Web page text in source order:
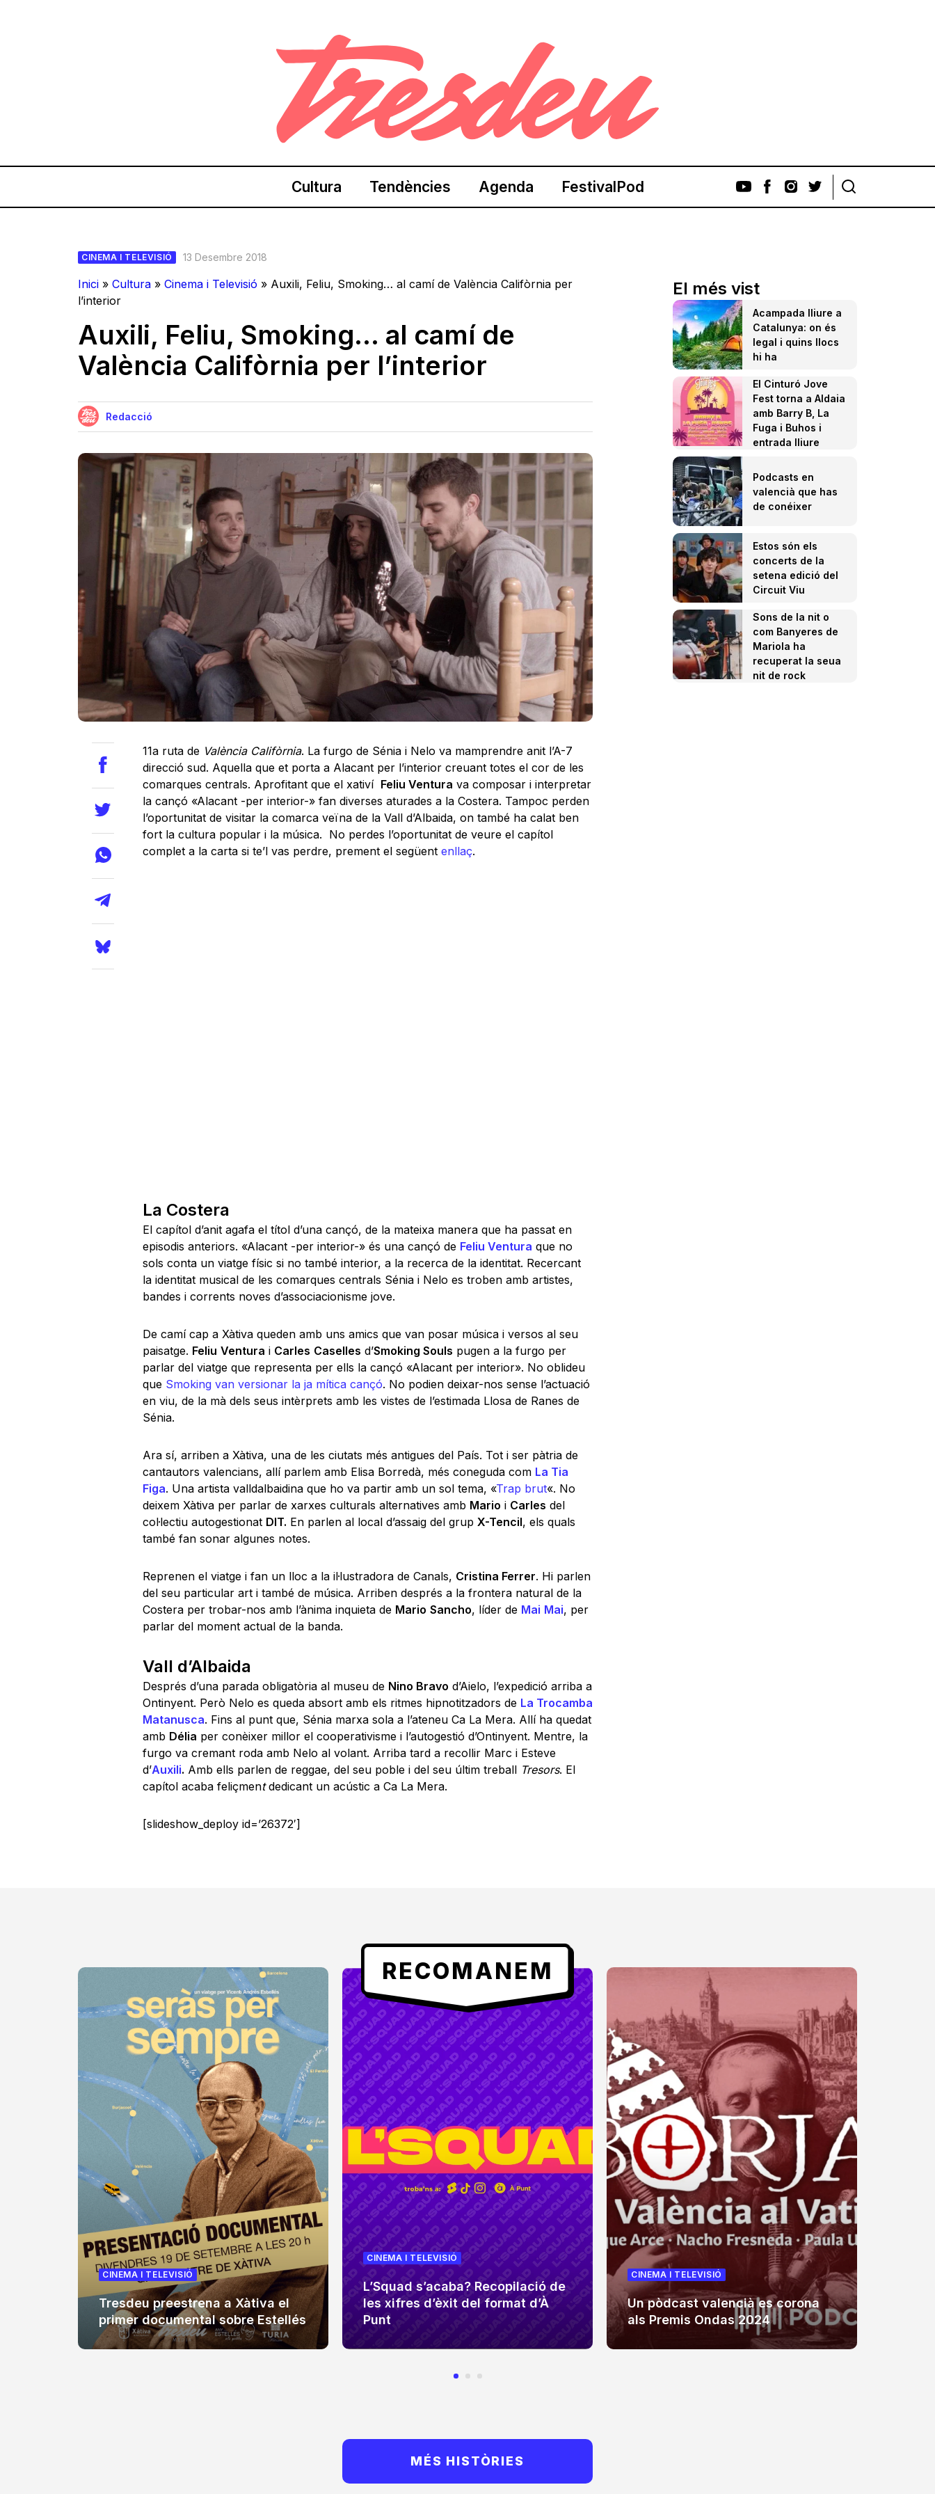
Cultura Tendències Agenda FestivalPod
CINEMA I TELEVISIÓ 13 Desembre 2018
Inici » Cultura » Cinema i Televisió » Auxili, Feliu, Smoking… al camí de València Califòrnia per
l’interior
Auxili, Feliu, Smoking… al camí de
València Califòrnia per l’interior
Redacció
11a ruta de València Califòrnia. La furgo de Sénia i Nelo va mamprendre anit l’A-7
direcció sud. Aquella que et porta a Alacant per l’interior creuant totes el cor de les
comarques centrals. Aprofitant que el xativí Feliu Ventura va composar i interpretar
la cançó «Alacant -per interior-» fan diverses aturades a la Costera. Tampoc perden
l’oportunitat de visitar la comarca veïna de la Vall d’Albaida, on també ha calat ben
fort la cultura popular i la música. No perdes l’oportunitat de veure el capítol
complet a la carta si te’l vas perdre, prement el següent enllaç.
La Costera
El capítol d’anit agafa el títol d’una cançó, de la mateixa manera que ha passat en
episodis anteriors. «Alacant -per interior-» és una cançó de Feliu Ventura que no
sols conta un viatge físic si no també interior, a la recerca de la identitat. Recercant
la identitat musical de les comarques centrals Sénia i Nelo es troben amb artistes,
bandes i corrents noves d’associacionisme jove.
De camí cap a Xàtiva queden amb uns amics que van posar música i versos al seu
paisatge. Feliu Ventura i Carles Caselles d’Smoking Souls pugen a la furgo per
parlar del viatge que representa per ells la cançó «Alacant per interior». No oblideu
que Smoking van versionar la ja mítica cançó. No podien deixar-nos sense l’actuació
en viu, de la mà dels seus intèrprets amb les vistes de l’estimada Llosa de Ranes de
Sénia.
Ara sí, arriben a Xàtiva, una de les ciutats més antigues del País. Tot i ser pàtria de
cantautors valencians, allí parlem amb Elisa Borredà, més coneguda com La Tia
Figa. Una artista valldalbaidina que ho va partir amb un sol tema, «Trap brut«. No
deixem Xàtiva per parlar de xarxes culturals alternatives amb Mario i Carles del
col·lectiu autogestionat DIT. En parlen al local d’assaig del grup X-Tencil, els quals
també fan sonar algunes notes.
Reprenen el viatge i fan un lloc a la il·lustradora de Canals, Cristina Ferrer. Hi parlen
del seu particular art i també de música. Arriben després a la frontera natural de la
Costera per trobar-nos amb l’ànima inquieta de Mario Sancho, líder de Mai Mai, per
parlar del moment actual de la banda.
Vall d’Albaida
Després d’una parada obligatòria al museu de Nino Bravo d’Aielo, l’expedició arriba a
Ontinyent. Però Nelo es queda absort amb els ritmes hipnotitzadors de La Trocamba
Matanusca. Fins al punt que, Sénia marxa sola a l’ateneu Ca La Mera. Allí ha quedat
amb Délia per conèixer millor el cooperativisme i l’autogestió d’Ontinyent. Mentre, la
furgo va cremant roda amb Nelo al volant. Arriba tard a recollir Marc i Esteve
d’Auxili. Amb ells parlen de reggae, del seu poble i del seu últim treball Tresors. El
capítol acaba feliçmentdedicant un acústic a Ca La Mera.
[slideshow_deploy id=’26372′]
El més vist
Acampada lliure a
Catalunya: on és
legal i quins llocs
hi ha
El Cinturó Jove
Fest torna a Aldaia
amb Barry B, La
Fuga i Buhos i
entrada lliure
Podcasts en
valencià que has
de conéixer
Estos són els
concerts de la
setena edició del
Circuit Viu
Sons de la nit o
com Banyeres de
Mariola ha
recuperat la seua
nit de rock
RECOMANEM
CINEMA I TELEVISIÓ
Tresdeu preestrena a Xàtiva el
primer documental sobre Estellés
CINEMA I TELEVISIÓ
L’Squad s’acaba? Recopilació de
les xifres d’èxit del format d’À
Punt
CINEMA I TELEVISIÓ
Un pòdcast valencià es corona
als Premis Ondas 2024
MÉS HISTÒRIES